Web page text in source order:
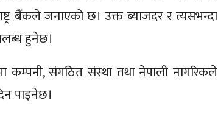
बैंकले जनाएको छ। उक्त ब्याजदर र त्यसभन्दा
हुनेछ।
कम्पनी, संगठित संस्था तथा नेपाली नागरिकले
पाइनेछ।